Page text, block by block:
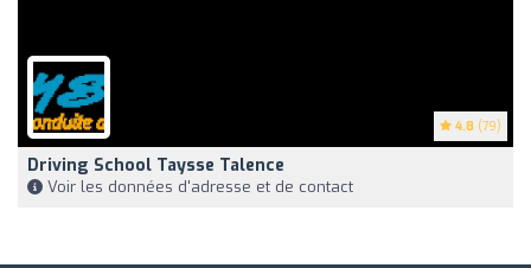
4.8 (79)
Driving School Taysse Talence
Voir les données d'adresse et de contact